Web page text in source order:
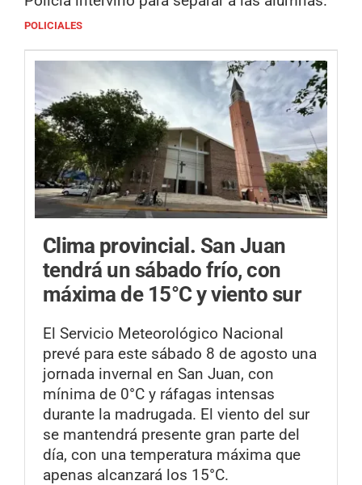
POLICIALES
Clima provincial. San Juan
tendrá un sábado frío, con
máxima de 15°C y viento sur
El Servicio Meteorológico Nacional
prevé para este sábado 8 de agosto una
jornada invernal en San Juan, con
mínima de 0°C y ráfagas intensas
durante la madrugada. El viento del sur
se mantendrá presente gran parte del
día, con una temperatura máxima que
apenas alcanzará los 15°C.